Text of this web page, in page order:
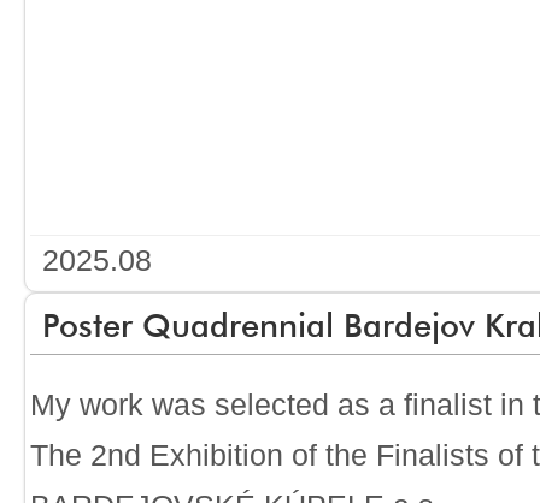
2025.08
Poster Quadrennial Bardejov
My work was selected as a finalist
The 2nd Exhibition of the Finalists of